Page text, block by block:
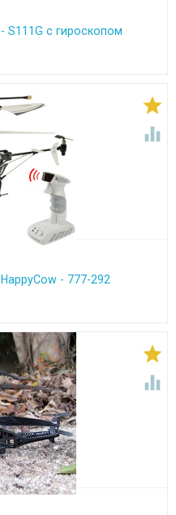
S111G с гироскопом


- 777-292

